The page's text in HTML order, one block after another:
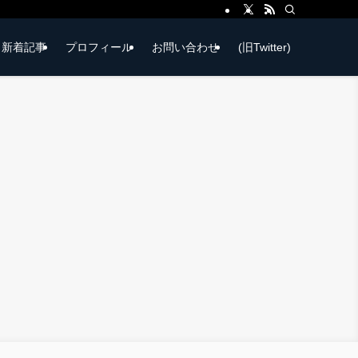
新着記事 プロフィール お問い合わせ (旧Twitter)